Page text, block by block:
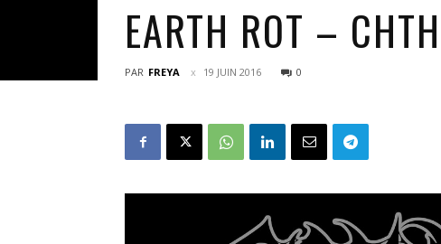
EARTH ROT –
PAR FREYA 19 JUIN 2016 0